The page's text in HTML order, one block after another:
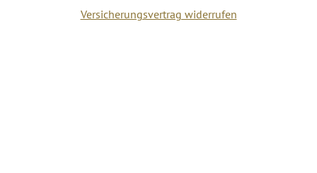
Versicherungsvertrag widerrufen